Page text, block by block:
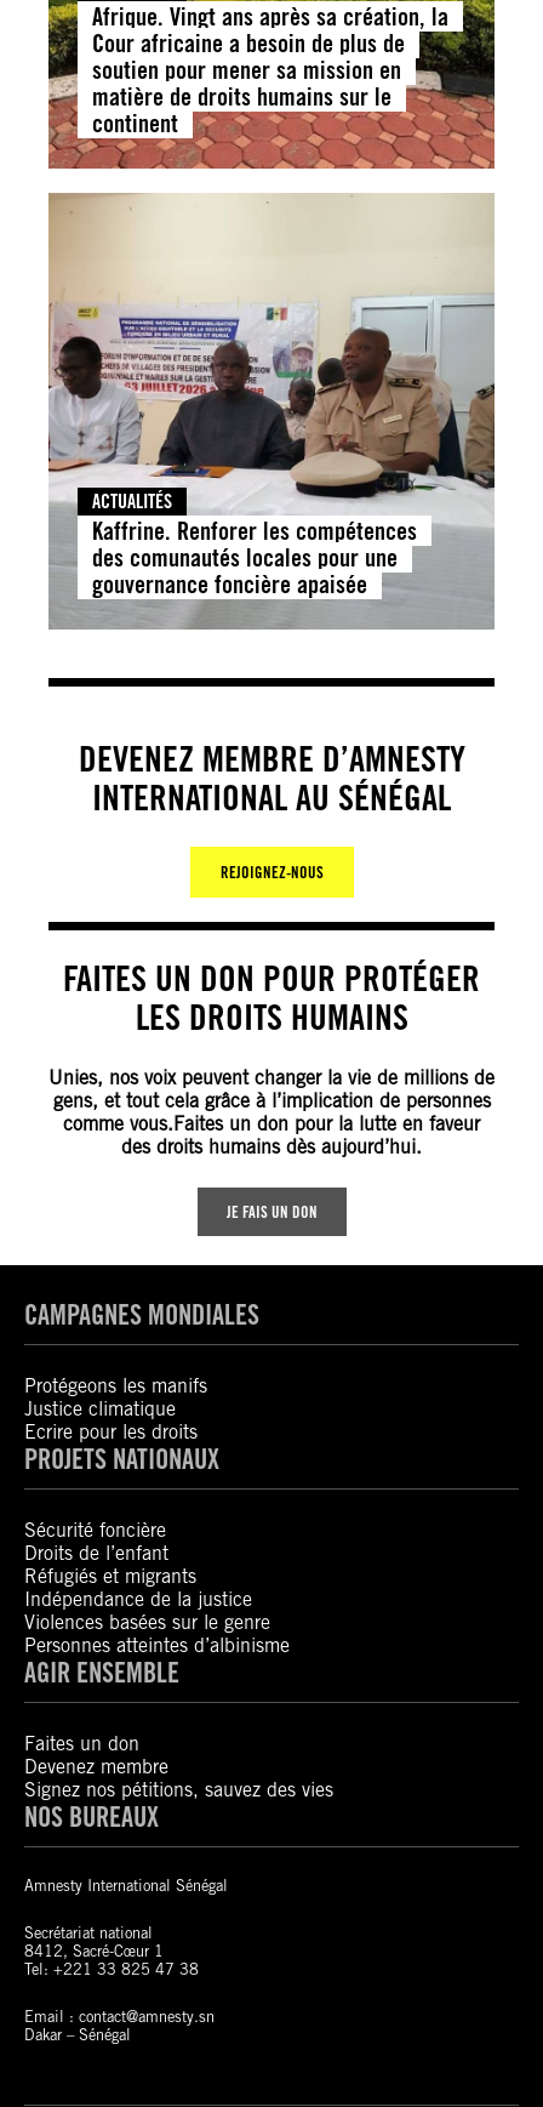
Afrique. Vingt ans après sa création, la
Cour africaine a besoin de plus de
soutien pour mener sa mission en
matière de droits humains sur le
continent
ACTUALITÉS
Kaffrine. Renforer les compétences
des comunautés locales pour une
gouvernance foncière apaisée
DEVENEZ MEMBRE D’AMNESTY
INTERNATIONAL AU SÉNÉGAL
REJOIGNEZ-NOUS
FAITES UN DON POUR PROTÉGER
LES DROITS HUMAINS
Unies, nos voix peuvent changer la vie de millions de
gens, et tout cela grâce à l’implication de personnes
comme vous.Faites un don pour la lutte en faveur
des droits humains dès aujourd’hui.
JE FAIS UN DON
CAMPAGNES MONDIALES
Protégeons les manifs
Justice climatique
Ecrire pour les droits
PROJETS NATIONAUX
Sécurité foncière
Droits de l’enfant
Réfugiés et migrants
Indépendance de la justice
Violences basées sur le genre
Personnes atteintes d’albinisme
AGIR ENSEMBLE
Faites un don
Devenez membre
Signez nos pétitions, sauvez des vies
NOS BUREAUX
Amnesty International Sénégal
Secrétariat national
8412, Sacré-Cœur 1
Tel: +221 33 825 47 38
Email : contact@amnesty.sn
Dakar – Sénégal